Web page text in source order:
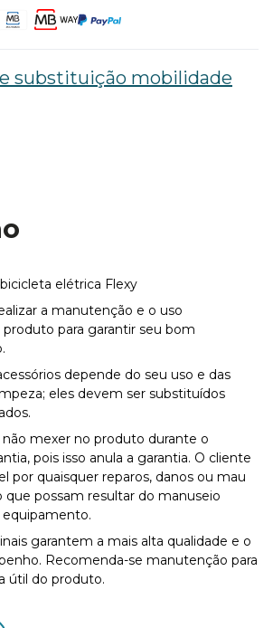
substituição mobilidade
elétrica Flexy
a manutenção e o uso
para garantir seu bom
depende do seu uso e das
eles devem ser substituídos
não mexer no produto durante o
pois isso anula a garantia. O cliente
por quaisquer reparos, danos ou mau
possam resultar do manuseio
garantem a mais alta qualidade e o
Recomenda-se manutenção para
útil do produto.